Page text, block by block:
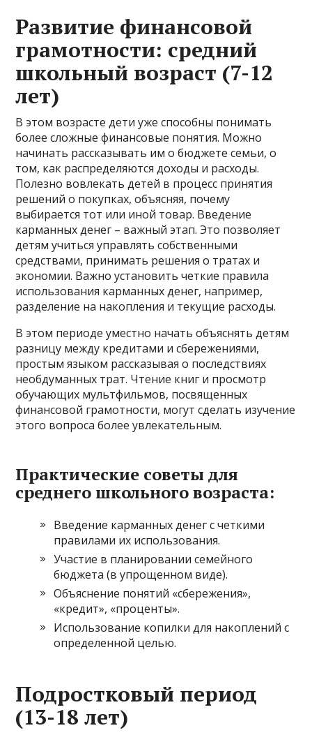
Развитие финансовой
грамотности: средний
школьный возраст (7-12
лет)
В этом возрасте дети уже способны понимать
более сложные финансовые понятия. Можно
начинать рассказывать им о бюджете семьи, о
том, как распределяются доходы и расходы.
Полезно вовлекать детей в процесс принятия
решений о покупках, объясняя, почему
выбирается тот или иной товар. Введение
карманных денег – важный этап. Это позволяет
детям учиться управлять собственными
средствами, принимать решения о тратах и
экономии. Важно установить четкие правила
использования карманных денег, например,
разделение на накопления и текущие расходы.
В этом периоде уместно начать объяснять детям
разницу между кредитами и сбережениями,
простым языком рассказывая о последствиях
необдуманных трат. Чтение книг и просмотр
обучающих мультфильмов, посвященных
финансовой грамотности, могут сделать изучение
этого вопроса более увлекательным.
Практические советы для
среднего школьного возраста:
Введение карманных денег с четкими
правилами их использования.
Участие в планировании семейного
бюджета (в упрощенном виде).
Объяснение понятий «сбережения»,
«кредит», «проценты».
Использование копилки для накоплений с
определенной целью.
Подростковый период
(13-18 лет)